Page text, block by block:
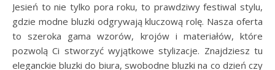
Jesień to nie tylko pora roku, to prawdziwy festiwal stylu,
gdzie modne bluzki odgrywają kluczową rolę. Nasza oferta
to szeroka gama wzorów, krojów i materiałów, które
pozwolą Ci stworzyć wyjątkowe stylizacje. Znajdziesz tu
eleganckie bluzki do biura, swobodne bluzki na co dzień czy